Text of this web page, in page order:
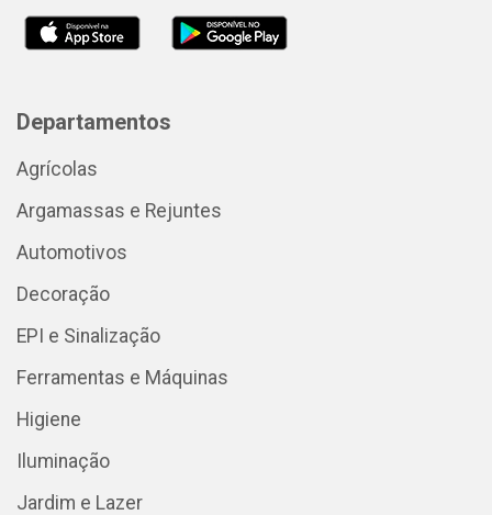
Departamentos
Agrícolas
Argamassas e Rejuntes
Automotivos
Decoração
EPI e Sinalização
Ferramentas e Máquinas
Higiene
Iluminação
Jardim e Lazer